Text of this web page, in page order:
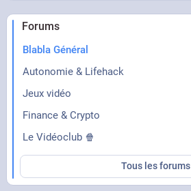
Forums
Blabla Général
Autonomie & Lifehack
Jeux vidéo
Finance & Crypto
Le Vidéoclub 🍿
Tous les forums